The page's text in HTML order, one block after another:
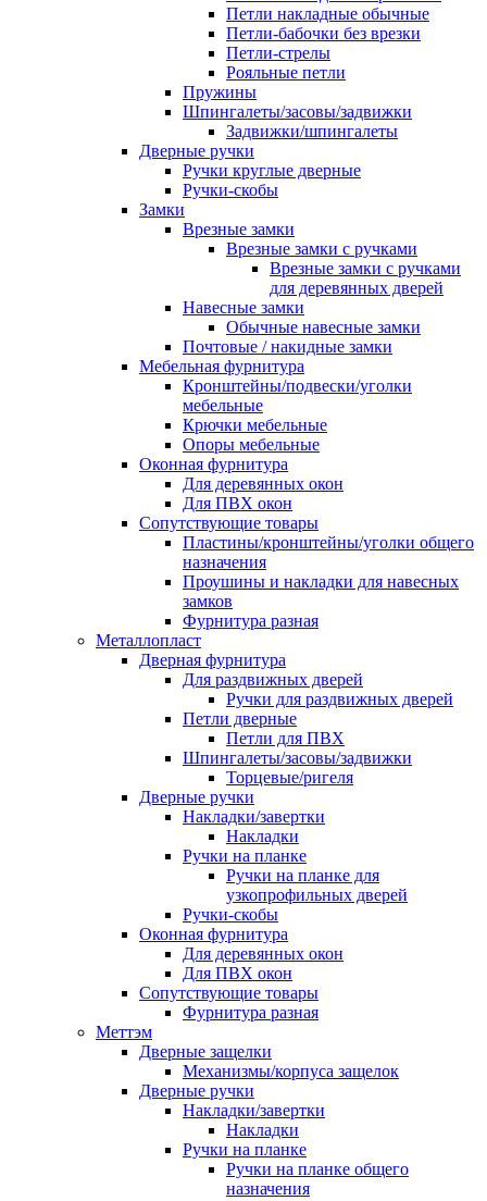
Петли накладные обычные
Петли-бабочки без врезки
Петли-стрелы
Рояльные петли
Пружины
Шпингалеты/засовы/задвижки
Задвижки/шпингалеты
Дверные ручки
Ручки круглые дверные
Ручки-скобы
Замки
Врезные замки
Врезные замки с ручками
Врезные замки с ручками
для деревянных дверей
Навесные замки
Обычные навесные замки
Почтовые / накидные замки
Мебельная фурнитура
Кронштейны/подвески/уголки
мебельные
Крючки мебельные
Опоры мебельные
Оконная фурнитура
Для деревянных окон
Для ПВХ окон
Сопутствующие товары
Пластины/кронштейны/уголки общего
назначения
Проушины и накладки для навесных
замков
Фурнитура разная
Металлопласт
Дверная фурнитура
Для раздвижных дверей
Ручки для раздвижных дверей
Петли дверные
Петли для ПВХ
Шпингалеты/засовы/задвижки
Торцевые/ригеля
Дверные ручки
Накладки/завертки
Накладки
Ручки на планке
Ручки на планке для
узкопрофильных дверей
Ручки-скобы
Оконная фурнитура
Для деревянных окон
Для ПВХ окон
Сопутствующие товары
Фурнитура разная
Меттэм
Дверные защелки
Механизмы/корпуса защелок
Дверные ручки
Накладки/завертки
Накладки
Ручки на планке
Ручки на планке общего
назначения